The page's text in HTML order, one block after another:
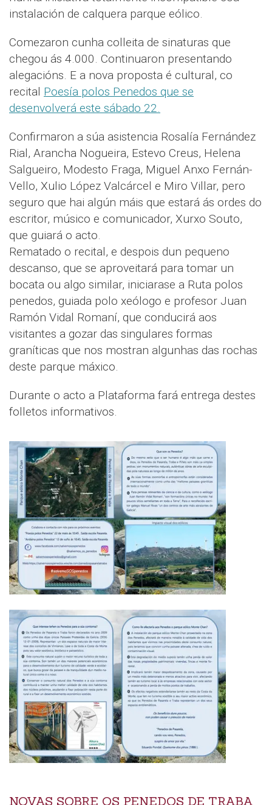
instalación de calquera parque eólico.
Comezaron cunha colleita de sinaturas que
chegou ás 4.000. Continuaron presentando
alegacións. E a nova proposta é cultural, co
recital Poesía polos Penedos que se
desenvolverá este sábado 22.
Confirmaron a súa asistencia Rosalía Fernández
Rial, Arancha Nogueira, Estevo Creus, Helena
Salgueiro, Modesto Fraga, Miguel Anxo Fernán-
Vello, Xulio López Valcárcel e Miro Villar, pero
seguro que hai algún máis que estará ás ordes do
escritor, músico e comunicador, Xurxo Souto,
que guiará o acto.
Rematado o recital, e despois dun pequeno
descanso, que se aproveitará para tomar un
bocata ou algo similar, iniciarase a Ruta polos
penedos, guiada polo xeólogo e profesor Juan
Ramón Vidal Romaní, que conducirá aos
visitantes a gozar das singulares formas
graníticas que nos mostran algunhas das rochas
deste parque máxico.
Durante o acto a Plataforma fará entrega destes
folletos informativos.
NOVAS SOBRE OS PENEDOS DE TRABA